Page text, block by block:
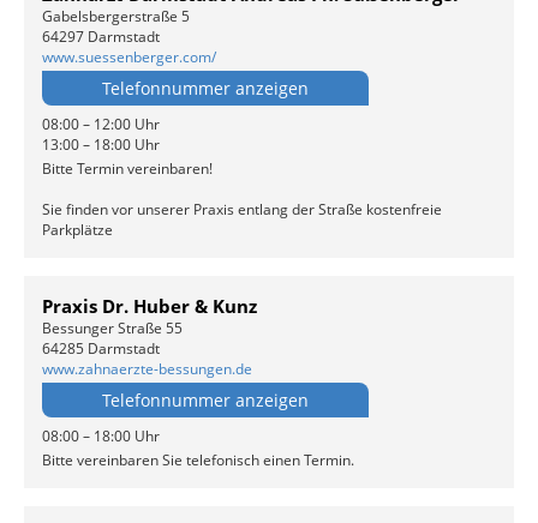
Gabelsbergerstraße 5
64297 Darmstadt
www.suessenberger.com/
Telefonnummer anzeigen
08:00 – 12:00 Uhr
13:00 – 18:00 Uhr
Bitte Termin vereinbaren!
Sie finden vor unserer Praxis entlang der Straße kostenfreie
Parkplätze
Praxis Dr. Huber & Kunz
Bessunger Straße 55
64285 Darmstadt
www.zahnaerzte-bessungen.de
Telefonnummer anzeigen
08:00 – 18:00 Uhr
Bitte vereinbaren Sie telefonisch einen Termin.